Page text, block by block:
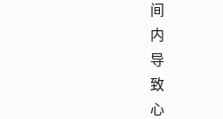
间
内
导
致
心